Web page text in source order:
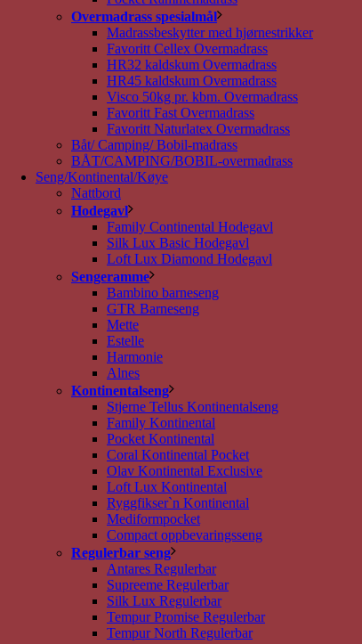
Overmadrass spesialmål
Madrassbeskytter med hjørnestrikker
Favoritt Cellex Overmadrass
HR32 kaldskum Overmadrass
HR45 kaldskum Overmadrass
Visco 50kg pr. kbm. Overmadrass
Favoritt Fast Overmadrass
Favoritt Naturlatex Overmadrass
Båt/ Camping/ Bobil-madrass
BÅT/CAMPING/BOBIL-overmadrass
Seng/Kontinental/Køye
Nattbord
Hodegavl
Family Continental Hodegavl
Silk Lux Basic Hodegavl
Loft Lux Diamond Hodegavl
Sengeramme
Bambino barneseng
GTR Barneseng
Mette
Estelle
Harmonie
Alnes
Kontinentalseng
Stjerne Tellus Kontinentalseng
Family Kontinental
Pocket Kontinental
Coral Kontinental Pocket
Olav Kontinental Exclusive
Loft Lux Kontinental
Ryggfikser`n Kontinental
Mediformpocket
Compact oppbevaringsseng
Regulerbar seng
Antares Regulerbar
Supreeme Regulerbar
Silk Lux Regulerbar
Tempur Promise Regulerbar
Tempur North Regulerbar